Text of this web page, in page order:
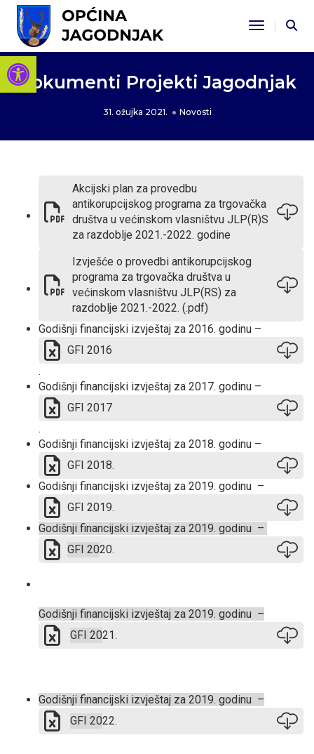
Open toolbar
Toggle
Dokumenti Projekti Jagodnjak
31. ožujka 2021. Novosti
Akcijski plan za provedbu
antikorupcijskog programa za trgovačka
društva u većinskom vlasništvu JLP(R)S
za razdoblje 2021.-2022. godine
Izvješće o provedbi antikorupcijskog
programa za trgovačka društva u
većinskom vlasništvu JLP(RS) za
razdoblje 2021.-2022. (.pdf)
Godišnji financijski izvještaj za 2016. godinu –
GFI 2016
.
Godišnji financijski izvještaj za 2017. godinu –
GFI 2017
.
Godišnji financijski izvještaj za 2018. godinu –
GFI 2018.
Godišnji financijski izvještaj za 2019. godinu –
GFI 2019.
Godišnji financijski izvještaj za 2019. godinu –
GFI 2020.
Godišnji financijski izvještaj za 2019. godinu –
GFI 2021.
Godišnji financijski izvještaj za 2019. godinu –
GFI 2022.